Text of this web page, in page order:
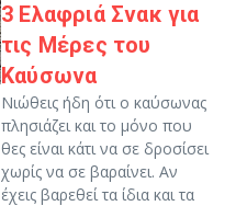
3 Ελαφριά Σνακ για
τις Μέρες του
Καύσωνα
Νιώθεις ήδη ότι ο καύσωνας
πλησιάζει και το μόνο που
θες είναι κάτι να σε δροσίσει
χωρίς να σε βαραίνει. Αν
έχεις βαρεθεί τα ίδια και τα